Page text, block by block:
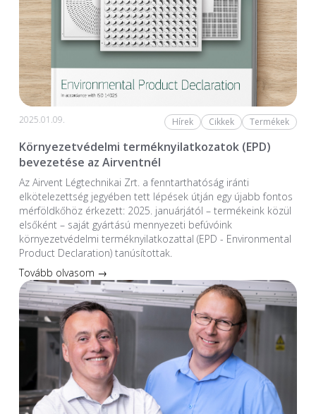
2025.01.09. Hírek Cikkek Termékek
Környezetvédelmi terméknyilatkozatok (EPD)
bevezetése az Airventnél
Az Airvent Légtechnikai Zrt. a fenntarthatóság iránti
elkötelezettség jegyében tett lépések útján egy újabb fontos
mérföldkőhöz érkezett: 2025. januárjától – termékeink közül
elsőként – saját gyártású mennyezeti befúvóink
környezetvédelmi terméknyilatkozattal (EPD - Environmental
Product Declaration) tanúsítottak.
Tovább olvasom →